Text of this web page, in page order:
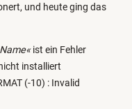
und heute ging das
ist ein Fehler
installiert
(-10) : Invalid